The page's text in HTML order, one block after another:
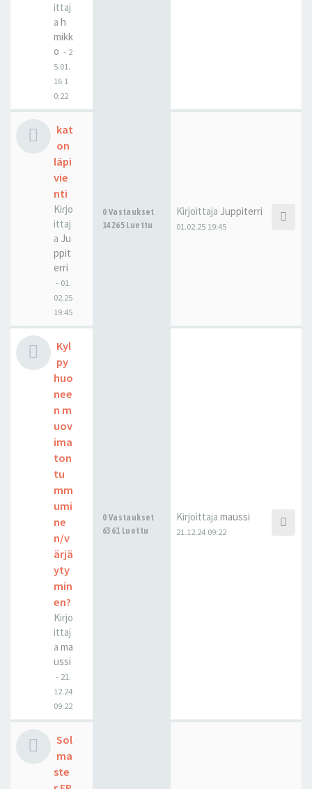
ittaj
a h
mikk
o - 2
5.01.
16 1
0:22
kat
on
läpi
vie
nti
Kirjo
ittaj
a Ju
ppit
erri
- 01.
02.25
19:45
0 Vastaukset
14265 Luettu
Kirjoittaja Juppiterri
01.02.25 19:45
Kyl
py
huo
nee
n m
uov
ima
ton
tu
mm
umi
ne
n/v
ärjä
yty
min
en?
Kirjo
ittaj
a ma
ussi
- 21.
12.24
09:22
0 Vastaukset
6361 Luettu
Kirjoittaja maussi
21.12.24 09:22
Sol
ma
ste